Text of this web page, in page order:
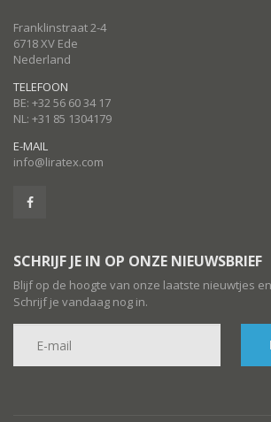
Franklinstraat 2-4
6718 XV Ede
Nederland
TELEFOON
BE: +32 56 60 34 17
NL: +31 85 1304179
E-MAIL
info@liratex.com
SCHRIJF JE IN OP ONZE NIEUWSBRIEF
Blijf op de hoogte van onze laatste nieuwtjes
Schrijf je vandaag nog in.